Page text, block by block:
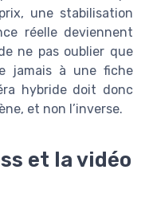
une stabilisation
réelle deviennent
ne pas oublier que
jamais à une fiche
hybride doit donc
et non l’inverse.
et la vidéo